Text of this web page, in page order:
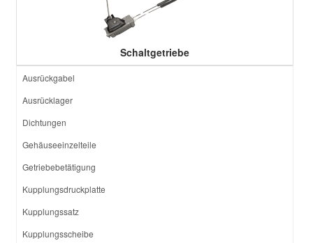
Schaltgetriebe
Ausrückgabel
Ausrücklager
Dichtungen
Gehäuseeinzelteile
Getriebebetätigung
Kupplungsdruckplatte
Kupplungssatz
Kupplungsscheibe
Volvo Ersatzteile